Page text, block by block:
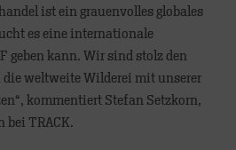
ist ein grauenvolles globales
es eine internationale
geben kann. Wir sind stolz den
die weltweite Wilderei mit unserer
kommentiert Stefan Setzkorn,
bei TRACK.